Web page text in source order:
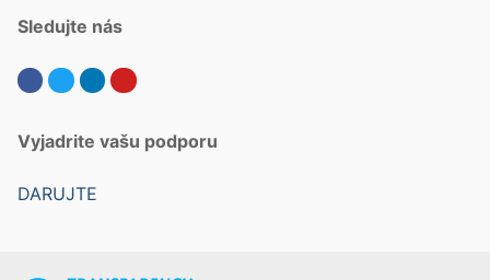
Sledujte nás
Vyjadrite vašu podporu
DARUJTE